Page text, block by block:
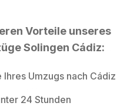
Vorteile unseres
Solingen Cádiz:
Umzugs nach Cádiz
24 Stunden